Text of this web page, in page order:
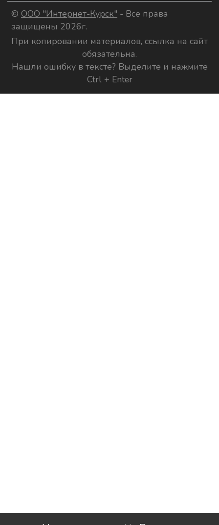
© ООО "Интернет-Курск" - Все права
защищены 2026г.
При копировании материалов, ссылка на сайт
обязательна.
Нашли ошибку в тексте? Выделите и нажмите
Ctrl + Enter